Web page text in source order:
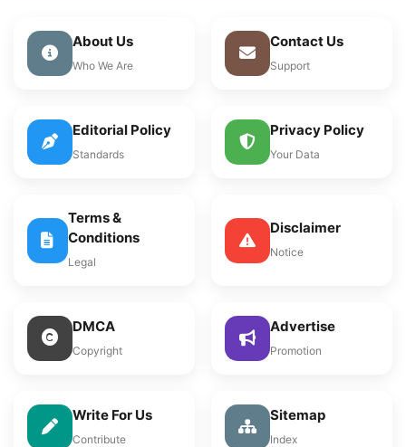
About Us
Who We Are
Contact Us
Support
Editorial Policy
Standards
Privacy Policy
Your Data
Terms &
Conditions
Legal
Disclaimer
Notice
DMCA
Copyright
Advertise
Promotion
Write For Us
Contribute
Sitemap
Index